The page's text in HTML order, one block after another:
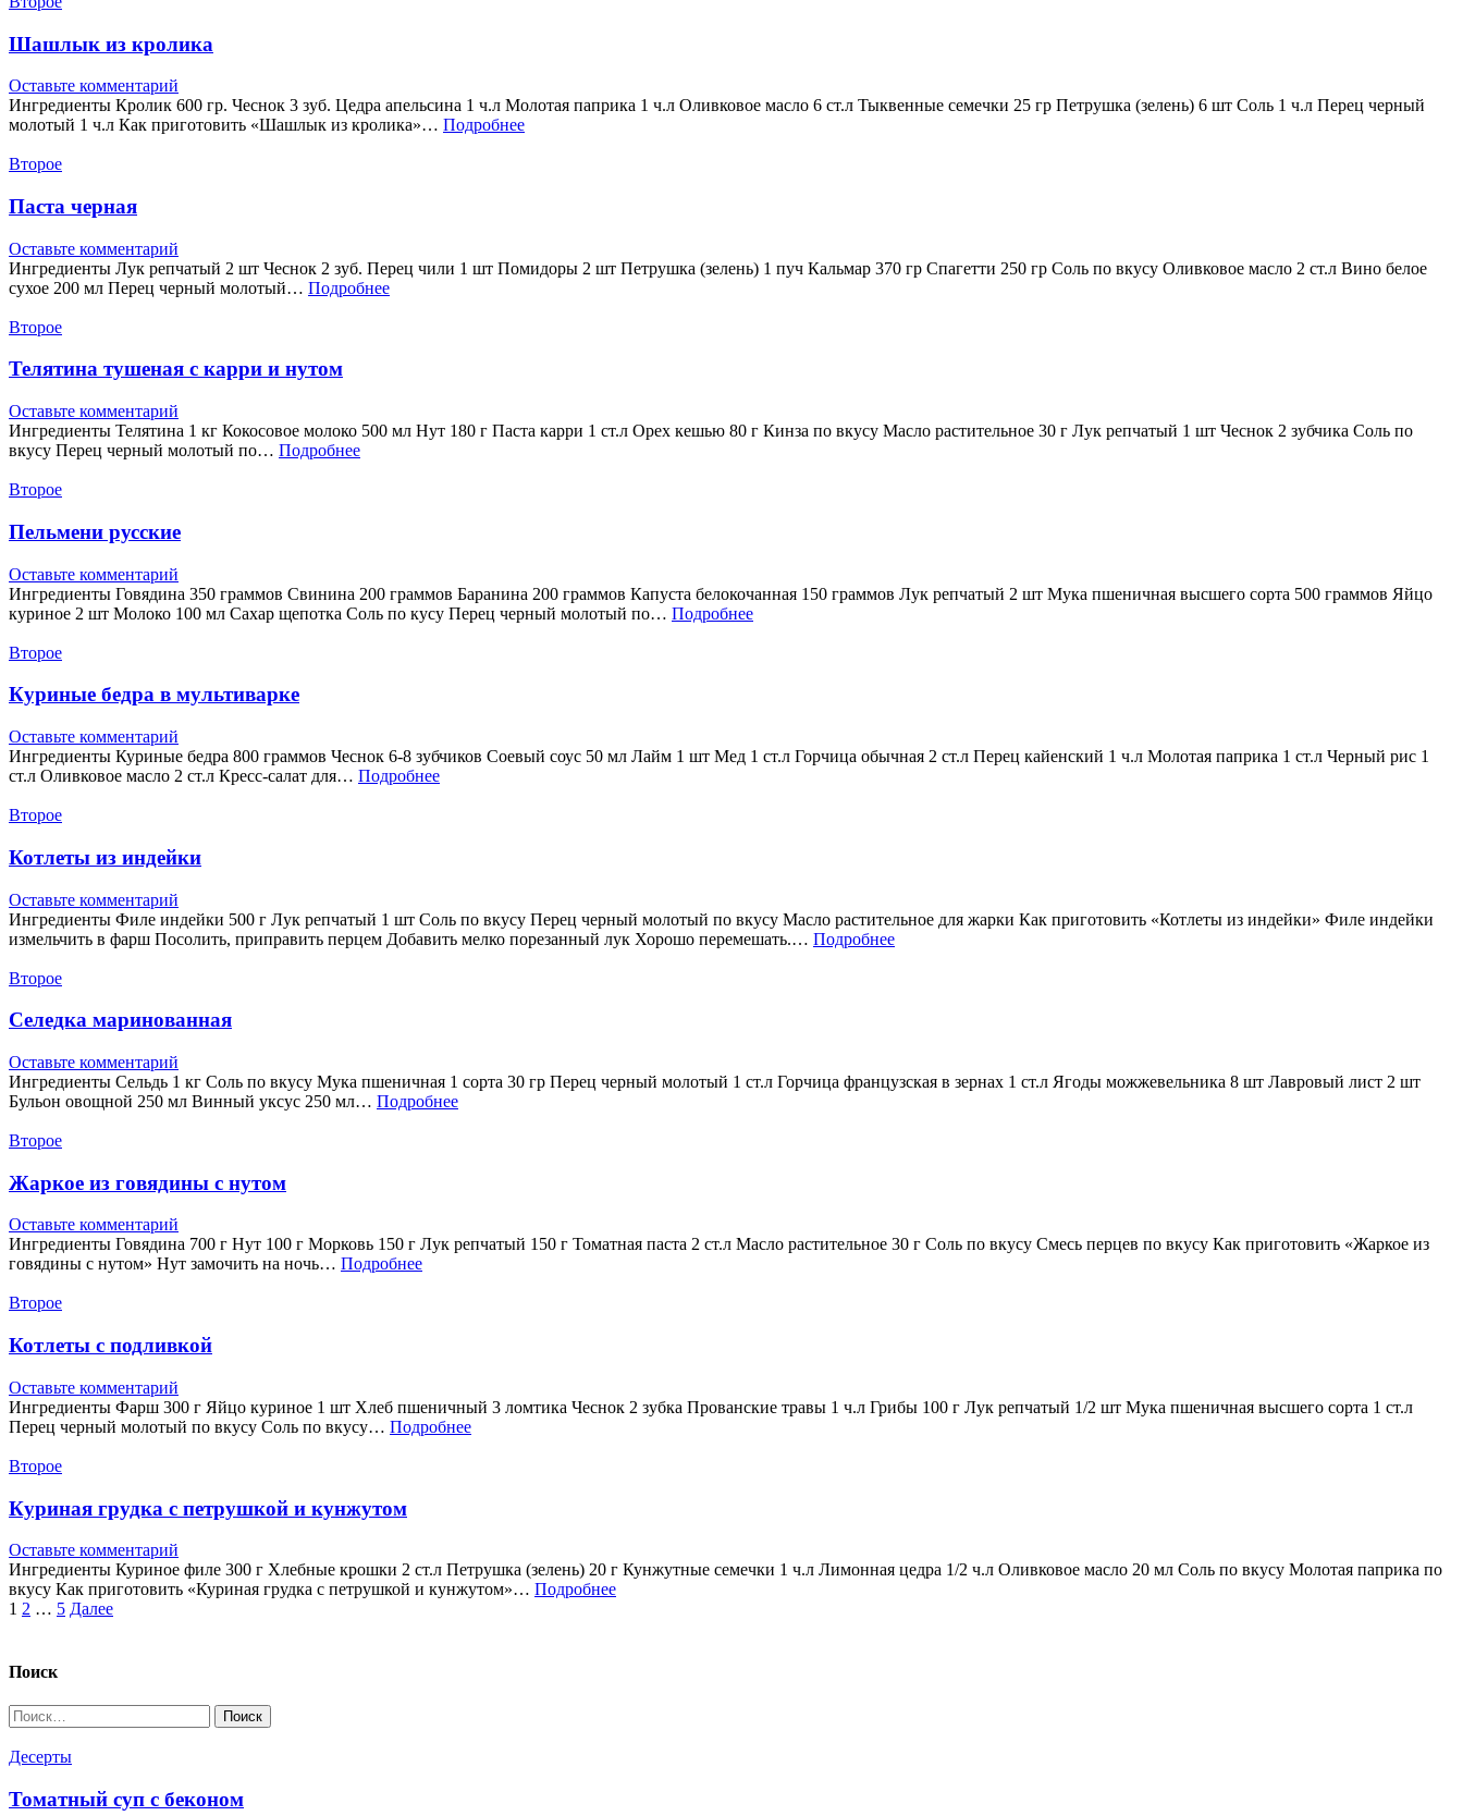
Шашлык из кролика
Оставьте комментарий
Ингредиенты Кролик 600 гр. Чеснок 3 зуб. Цедра апельсина 1 ч.л Молотая паприка 1 ч.л Оливковое масло 6 ст.л Тыквенные семечки 25 гр Петрушка (зелень) 6 шт Соль 1 ч.л Перец черный
молотый 1 ч.л Как приготовить «Шашлык из кролика»… Подробнее
Второе
Паста черная
Оставьте комментарий
Ингредиенты Лук репчатый 2 шт Чеснок 2 зуб. Перец чили 1 шт Помидоры 2 шт Петрушка (зелень) 1 пуч Кальмар 370 гр Спагетти 250 гр Соль по вкусу Оливковое масло 2 ст.л Вино белое
сухое 200 мл Перец черный молотый… Подробнее
Второе
Телятина тушеная с карри и нутом
Оставьте комментарий
Ингредиенты Телятина 1 кг Кокосовое молоко 500 мл Нут 180 г Паста карри 1 ст.л Орех кешью 80 г Кинза по вкусу Масло растительное 30 г Лук репчатый 1 шт Чеснок 2 зубчика Соль по
вкусу Перец черный молотый по… Подробнее
Второе
Пельмени русские
Оставьте комментарий
Ингредиенты Говядина 350 граммов Свинина 200 граммов Баранина 200 граммов Капуста белокочанная 150 граммов Лук репчатый 2 шт Мука пшеничная высшего сорта 500 граммов Яйцо
куриное 2 шт Молоко 100 мл Сахар щепотка Соль по кусу Перец черный молотый по… Подробнее
Второе
Куриные бедра в мультиварке
Оставьте комментарий
Ингредиенты Куриные бедра 800 граммов Чеснок 6-8 зубчиков Соевый соус 50 мл Лайм 1 шт Мед 1 ст.л Горчица обычная 2 ст.л Перец кайенский 1 ч.л Молотая паприка 1 ст.л Черный рис 1
ст.л Оливковое масло 2 ст.л Кресс-салат для… Подробнее
Второе
Котлеты из индейки
Оставьте комментарий
Ингредиенты Филе индейки 500 г Лук репчатый 1 шт Соль по вкусу Перец черный молотый по вкусу Масло растительное для жарки Как приготовить «Котлеты из индейки» Филе индейки
измельчить в фарш Посолить, приправить перцем Добавить мелко порезанный лук Хорошо перемешать.… Подробнее
Второе
Селедка маринованная
Оставьте комментарий
Ингредиенты Сельдь 1 кг Соль по вкусу Мука пшеничная 1 сорта 30 гр Перец черный молотый 1 ст.л Горчица французская в зернах 1 ст.л Ягоды можжевельника 8 шт Лавровый лист 2 шт
Бульон овощной 250 мл Винный уксус 250 мл… Подробнее
Второе
Жаркое из говядины с нутом
Оставьте комментарий
Ингредиенты Говядина 700 г Нут 100 г Морковь 150 г Лук репчатый 150 г Томатная паста 2 ст.л Масло растительное 30 г Соль по вкусу Смесь перцев по вкусу Как приготовить «Жаркое из
говядины с нутом» Нут замочить на ночь… Подробнее
Второе
Котлеты с подливкой
Оставьте комментарий
Ингредиенты Фарш 300 г Яйцо куриное 1 шт Хлеб пшеничный 3 ломтика Чеснок 2 зубка Прованские травы 1 ч.л Грибы 100 г Лук репчатый 1/2 шт Мука пшеничная высшего сорта 1 ст.л
Перец черный молотый по вкусу Соль по вкусу… Подробнее
Второе
Куриная грудка с петрушкой и кунжутом
Оставьте комментарий
Ингредиенты Куриное филе 300 г Хлебные крошки 2 ст.л Петрушка (зелень) 20 г Кунжутные семечки 1 ч.л Лимонная цедра 1/2 ч.л Оливковое масло 20 мл Соль по вкусу Молотая паприка по
вкусу Как приготовить «Куриная грудка с петрушкой и кунжутом»… Подробнее
Пагинация
1 2 … 5 Далее
Поиск
Найти:
Десерты
Томатный суп с беконом